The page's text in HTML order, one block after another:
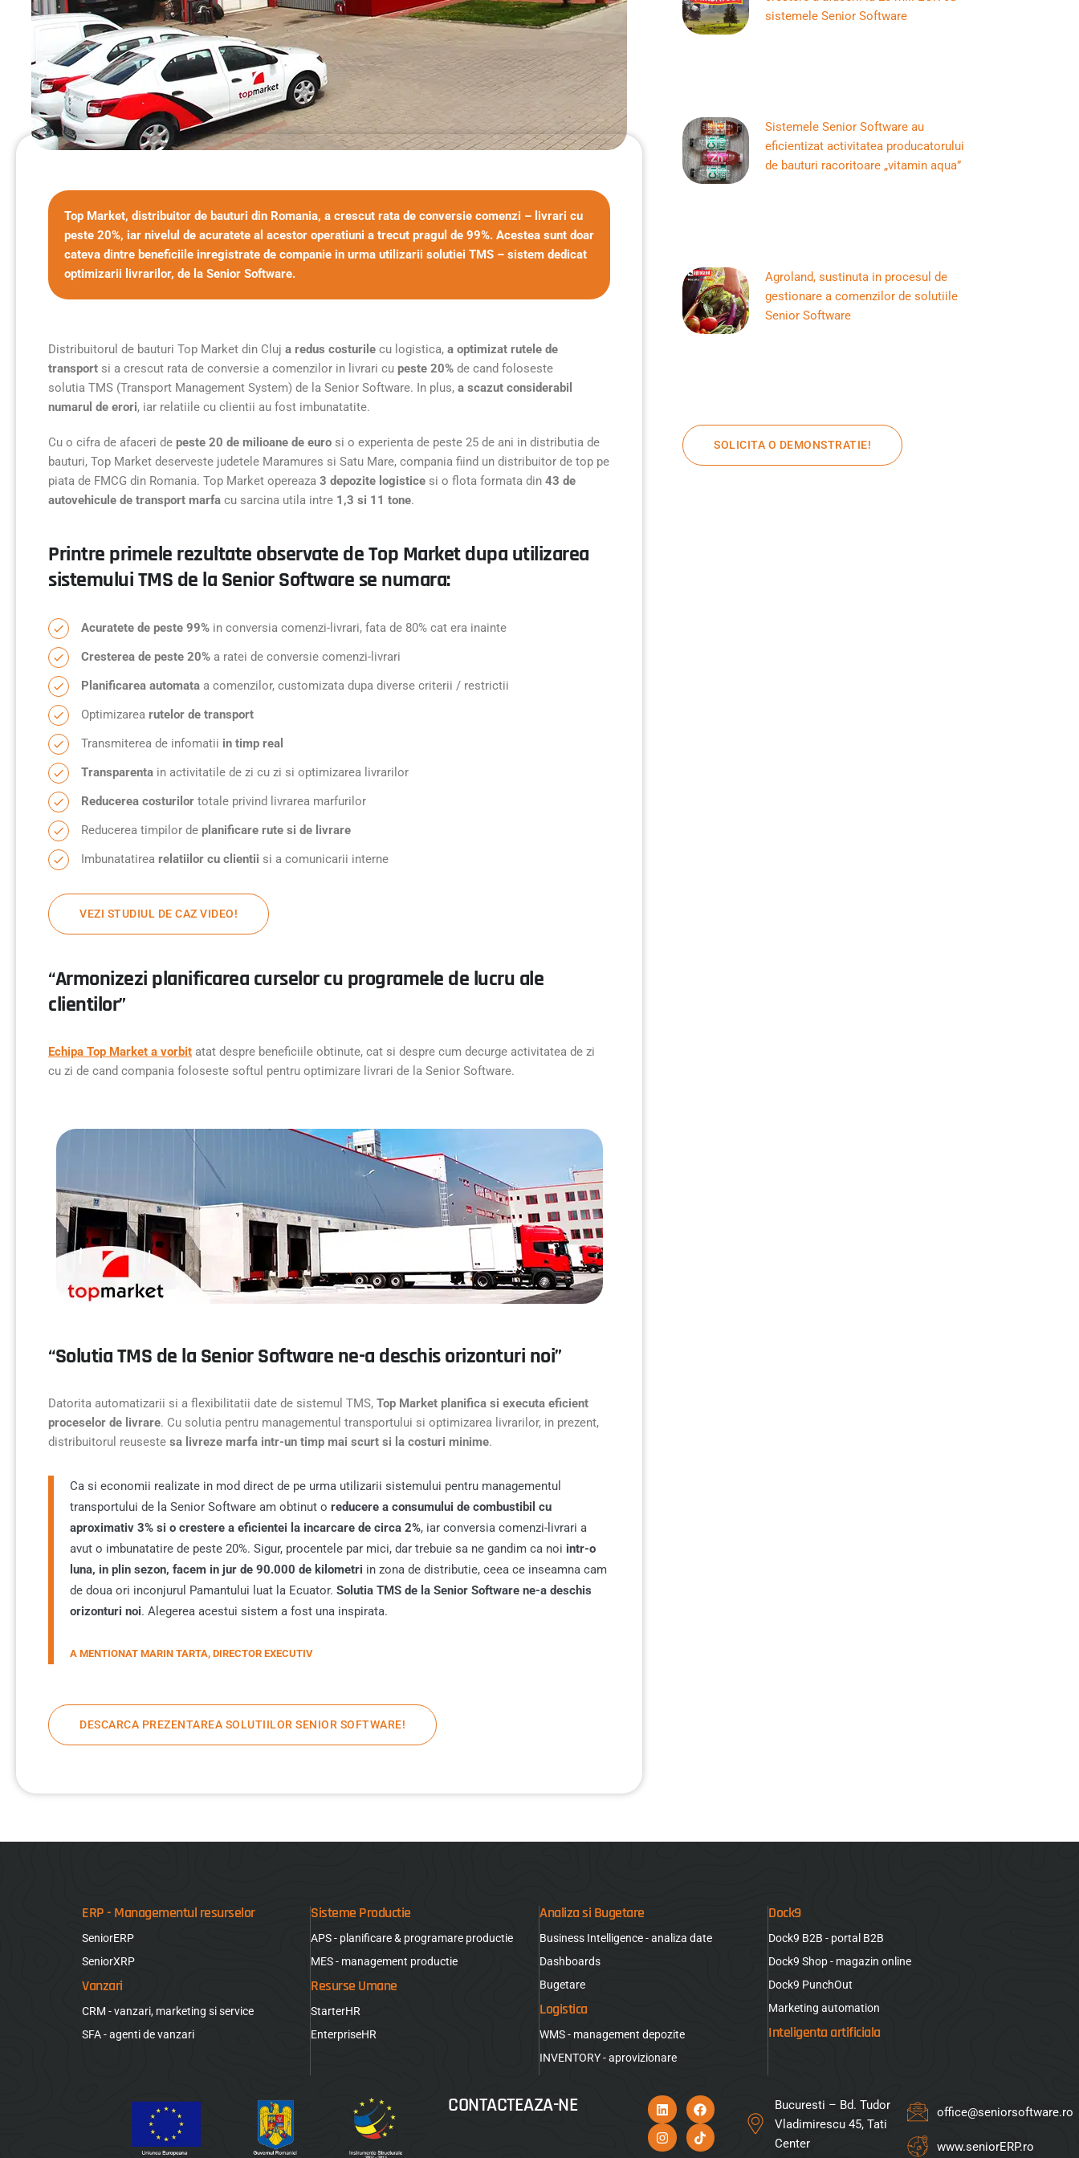
Top Market, distribuitor de bauturi din Romania, a crescut rata de conversie comenzi – livrari cu
peste 20%, iar nivelul de acuratete al acestor operatiuni a trecut pragul de 99%. Acestea sunt doar
cateva dintre beneficiile inregistrate de companie in urma utilizarii solutiei TMS – sistem dedicat
optimizarii livrarilor, de la Senior Software.
Distribuitorul de bauturi Top Market din Cluj a redus costurile cu logistica, a optimizat rutele de
transport si a crescut rata de conversie a comenzilor in livrari cu peste 20% de cand foloseste
solutia TMS (Transport Management System) de la Senior Software. In plus, a scazut considerabil
numarul de erori, iar relatiile cu clientii au fost imbunatatite.
Cu o cifra de afaceri de peste 20 de milioane de euro si o experienta de peste 25 de ani in distributia de
bauturi, Top Market deserveste judetele Maramures si Satu Mare, compania fiind un distribuitor de top pe
piata de FMCG din Romania. Top Market opereaza 3 depozite logistice si o flota formata din 43 de
autovehicule de transport marfa cu sarcina utila intre 1,3 si 11 tone.
Printre primele rezultate observate de Top Market dupa utilizarea
sistemului TMS de la Senior Software se numara:
Acuratete de peste 99% in conversia comenzi-livrari, fata de 80% cat era inainte
Cresterea de peste 20% a ratei de conversie comenzi-livrari
Planificarea automata a comenzilor, customizata dupa diverse criterii / restrictii
Optimizarea rutelor de transport
Transmiterea de infomatii in timp real
Transparenta in activitatile de zi cu zi si optimizarea livrarilor
Reducerea costurilor totale privind livrarea marfurilor
Reducerea timpilor de planificare rute si de livrare
Imbunatatirea relatiilor cu clientii si a comunicarii interne
VEZI STUDIUL DE CAZ VIDEO!
“Armonizezi planificarea curselor cu programele de lucru ale
clientilor”
Echipa Top Market a vorbit atat despre beneficiile obtinute, cat si despre cum decurge activitatea de zi
cu zi de cand compania foloseste softul pentru optimizare livrari de la Senior Software.
“Solutia TMS de la Senior Software ne-a deschis orizonturi noi”
Datorita automatizarii si a flexibilitatii date de sistemul TMS, Top Market planifica si executa eficient
proceselor de livrare. Cu solutia pentru managementul transportului si optimizarea livrarilor, in prezent,
distribuitorul reuseste sa livreze marfa intr-un timp mai scurt si la costuri minime.
Ca si economii realizate in mod direct de pe urma utilizarii sistemului pentru managementul
transportului de la Senior Software am obtinut o reducere a consumului de combustibil cu
aproximativ 3% si o crestere a eficientei la incarcare de circa 2%, iar conversia comenzi-livrari a
avut o imbunatatire de peste 20%. Sigur, procentele par mici, dar trebuie sa ne gandim ca noi intr-o
luna, in plin sezon, facem in jur de 90.000 de kilometri in zona de distributie, ceea ce inseamna cam
de doua ori inconjurul Pamantului luat la Ecuator. Solutia TMS de la Senior Software ne-a deschis
orizonturi noi. Alegerea acestui sistem a fost una inspirata.
A MENTIONAT MARIN TARTA, DIRECTOR EXECUTIV
DESCARCA PREZENTAREA SOLUTIILOR SENIOR SOFTWARE!
sistemele Senior Software
Sistemele Senior Software au
eficientizat activitatea producatorului
de bauturi racoritoare „vitamin aqua”
Agroland, sustinuta in procesul de
gestionare a comenzilor de solutiile
Senior Software
SOLICITA O DEMONSTRATIE!
ERP - Managementul resurselor
SeniorERP
SeniorXRP
Vanzari
CRM - vanzari, marketing si service
SFA - agenti de vanzari
Sisteme Productie
APS - planificare & programare productie
MES - management productie
Resurse Umane
StarterHR
EnterpriseHR
Analiza si Bugetare
Business Intelligence - analiza date
Dashboards
Bugetare
Logistica
WMS - management depozite
INVENTORY - aprovizionare
Dock9
Dock9 B2B - portal B2B
Dock9 Shop - magazin online
Dock9 PunchOut
Marketing automation
Inteligenta artificiala
CONTACTEAZA-NE
Bucuresti – Bd. Tudor
Vladimirescu 45, Tati
Center
office@seniorsoftware.ro
www.seniorERP.ro